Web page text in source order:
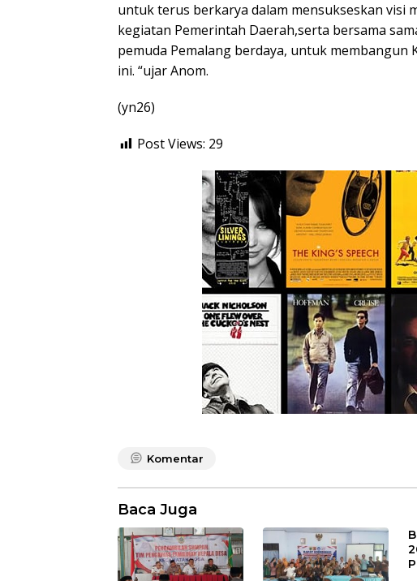
untuk terus berkarya dalam mensukseskan visi
kegiatan Pemerintah Daerah,serta bersama
pemuda Pemalang berdaya, untuk membangun
ini. “ujar Anom.
(yn26)
Post Views: 29
Komentar
Baca Juga